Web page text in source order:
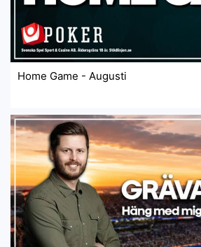
Home Game - Augusti